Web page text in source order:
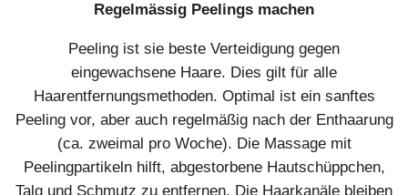
Regelmässig Peelings machen
Peeling ist sie beste Verteidigung gegen
eingewachsene Haare. Dies gilt für alle
Haarentfernungsmethoden. Optimal ist ein sanftes
Peeling vor, aber auch regelmäßig nach der Enthaarung
(ca. zweimal pro Woche). Die Massage mit
Peelingpartikeln hilft, abgestorbene Hautschüppchen,
Talg und Schmutz zu entfernen. Die Haarkanäle bleiben